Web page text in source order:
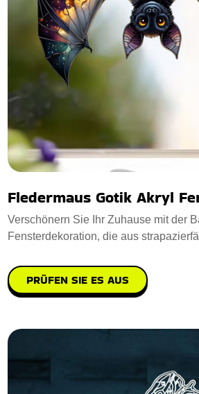
Fledermaus Gotik Akryl
Verschönern Sie Ihr Zuhause mit der
Fensterdekoration, die aus
PRÜFEN SIE ES AUS